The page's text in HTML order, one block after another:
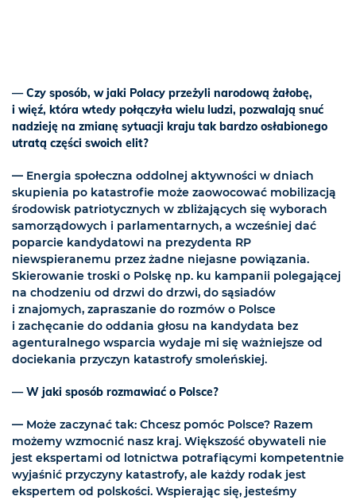
— Czy sposób, w jaki Polacy przeżyli narodową żałobę,
i więź, która wtedy połączyła wielu ludzi, pozwalają snuć
nadzieję na zmianę sytuacji kraju tak bardzo osłabionego
utratą części swoich elit?
— Energia społeczna oddolnej aktywności w dniach
skupienia po katastrofie może zaowocować mobilizacją
środowisk patriotycznych w zbliżających się wyborach
samorządowych i parlamentarnych, a wcześniej dać
poparcie kandydatowi na prezydenta RP
niewspieranemu przez żadne niejasne powiązania.
Skierowanie troski o Polskę np. ku kampanii polegającej
na chodzeniu od drzwi do drzwi, do sąsiadów
i znajomych, zapraszanie do rozmów o Polsce
i zachęcanie do oddania głosu na kandydata bez
agenturalnego wsparcia wydaje mi się ważniejsze od
dociekania przyczyn katastrofy smoleńskiej.
— W jaki sposób rozmawiać o Polsce?
— Może zaczynać tak: Chcesz pomóc Polsce? Razem
możemy wzmocnić nasz kraj. Większość obywateli nie
jest ekspertami od lotnictwa potrafiącymi kompetentnie
wyjaśnić przyczyny katastrofy, ale każdy rodak jest
ekspertem od polskości. Wspierając się, jesteśmy